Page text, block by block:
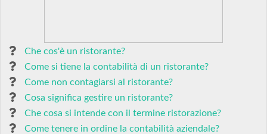
Che cos'è un ristorante?
Come si tiene la contabilità di un ristorante?
Come non contagiarsi al ristorante?
Cosa significa gestire un ristorante?
Che cosa si intende con il termine ristorazione?
Come tenere in ordine la contabilità aziendale?